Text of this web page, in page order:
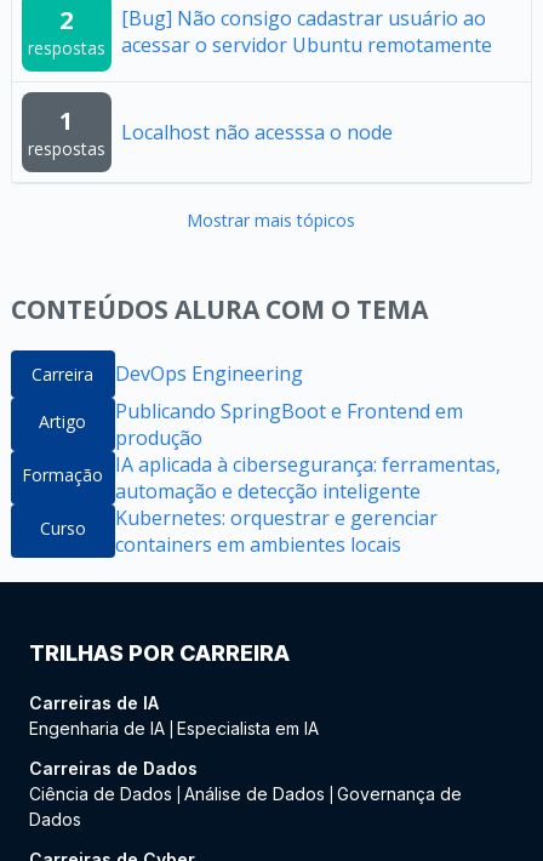
2
respostas
[Bug] Não consigo cadastrar usuário ao
acessar o servidor Ubuntu remotamente
1
respostas
Localhost não acesssa o node
Mostrar mais tópicos
CONTEÚDOS ALURA COM O TEMA
Carreira DevOps Engineering
Artigo
Publicando SpringBoot e Frontend em
produção
Formação IA aplicada à cibersegurança: ferramentas,
automação e detecção inteligente
Curso
Kubernetes: orquestrar e gerenciar
containers em ambientes locais
TRILHAS POR CARREIRA
Carreiras de IA
Engenharia de IA Especialista em IA
Carreiras de Dados
Ciência de Dados
Análise de Dados
Governança de
Dados